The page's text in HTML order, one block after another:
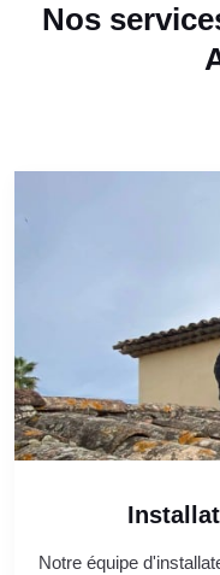
Nos
Notre équipe